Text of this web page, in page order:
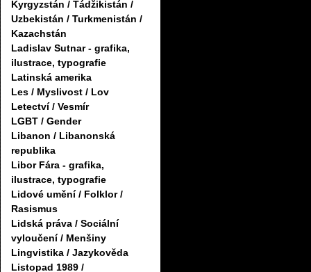
Kyrgyzstán / Tádžikistán /
Uzbekistán / Turkmenistán /
Kazachstán
Ladislav Sutnar - grafika,
ilustrace, typografie
Latinská amerika
Les / Myslivost / Lov
Letectví / Vesmír
LGBT / Gender
Libanon / Libanonská
republika
Libor Fára - grafika,
ilustrace, typografie
Lidové umění / Folklor /
Rasismus
Lidská práva / Sociální
vyloučení / Menšiny
Lingvistika / Jazykověda
Listopad 1989 /